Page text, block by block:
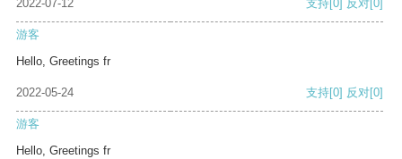
2022-07-12 支持[0] 反对[0]
游客
Hello, Greetings fr
2022-05-24 支持[0] 反对[0]
游客
Hello, Greetings fr